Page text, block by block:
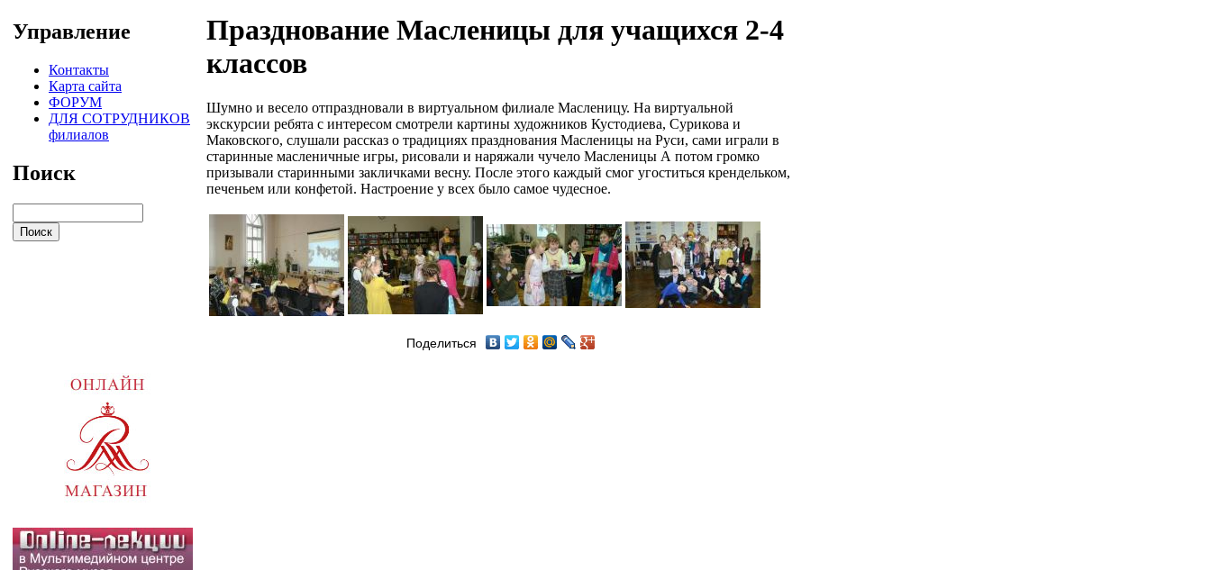
Управление
Контакты
Карта сайта
ФОРУМ
ДЛЯ СОТРУДНИКОВ
филиалов
Поиск
Празднование Масленицы для учащихся 2-4
классов
Шумно и весело отпраздновали в виртуальном филиале Масленицу. На виртуальной
экскурсии ребята с интересом смотрели картины художников Кустодиева, Сурикова и
Маковского, слушали рассказ о традициях празднования Масленицы на Руси, сами играли в
старинные масленичные игры, рисовали и наряжали чучело Масленицы А потом громко
призывали старинными закличками весну. После этого каждый смог угоститься крендельком,
печеньем или конфетой. Настроение у всех было самое чудесное.
Поделиться